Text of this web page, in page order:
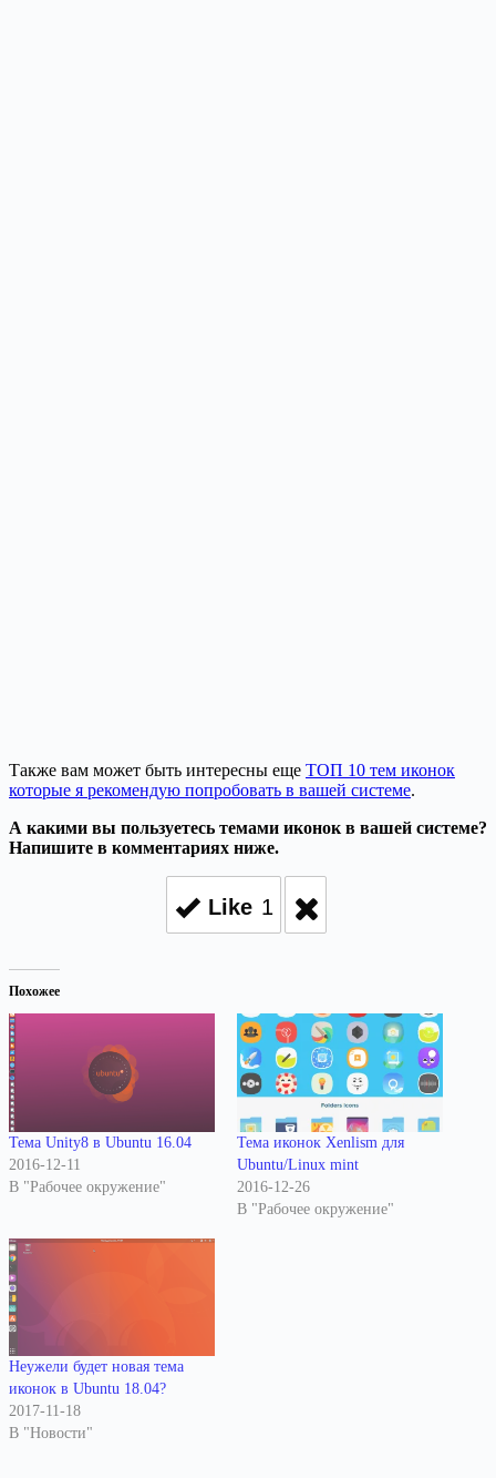
Также вам может быть интересны еще ТОП 10 тем иконок
которые я рекомендую попробовать в вашей системе.
А какими вы пользуетесь темами иконок в вашей системе?
Напишите в комментариях ниже.
Like 1
Похожее
Тема Unity8 в Ubuntu 16.04
2016-12-11
В "Рабочее окружение"
Тема иконок Xenlism для
Ubuntu/Linux mint
2016-12-26
В "Рабочее окружение"
Неужели будет новая тема
иконок в Ubuntu 18.04?
2017-11-18
В "Новости"